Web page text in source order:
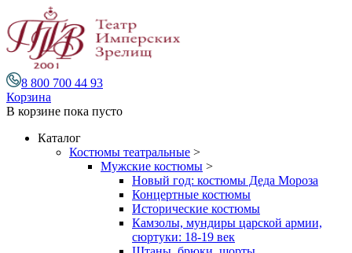
8 800 700 44 93
Корзина
В корзине пока пусто
Каталог
Костюмы театральные >
Мужские костюмы >
Новый год: костюмы Деда Мороза
Концертные костюмы
Исторические костюмы
Камзолы, мундиры царской армии,
сюртуки: 18-19 век